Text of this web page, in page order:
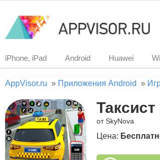
iPhone, iPad Android Huawei
AppVisor.ru » Приложения Android »
от SkyNova
Цена: